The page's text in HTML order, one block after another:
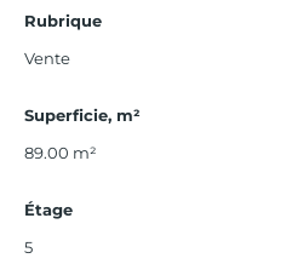
Rubrique
Vente
Superficie, m²
89.00 m²
Étage
5